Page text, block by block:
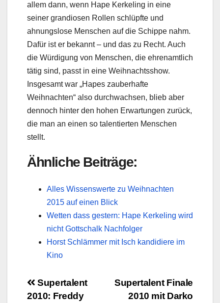
allem dann, wenn Hape Kerkeling in eine
seiner grandiosen Rollen schlüpfte und
ahnungslose Menschen auf die Schippe nahm.
Dafür ist er bekannt – und das zu Recht. Auch
die Würdigung von Menschen, die ehrenamtlich
tätig sind, passt in eine Weihnachtsshow.
Insgesamt war „Hapes zauberhafte
Weihnachten“ also durchwachsen, blieb aber
dennoch hinter den hohen Erwartungen zurück,
die man an einen so talentierten Menschen
stellt.
Ähnliche Beiträge:
Alles Wissenswerte zu Weihnachten
2015 auf einen Blick
Wetten dass gestern: Hape Kerkeling wird
nicht Gottschalk Nachfolger
Horst Schlämmer mit Isch kandidiere im
Kino
Beitragsnavigation
Supertalent Finale
2010 mit Darko
Supertalent
2010: Freddy